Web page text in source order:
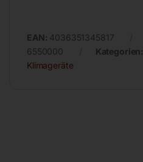
EAN: 4036351345817
6550000
Kategorien:
Klimageräte